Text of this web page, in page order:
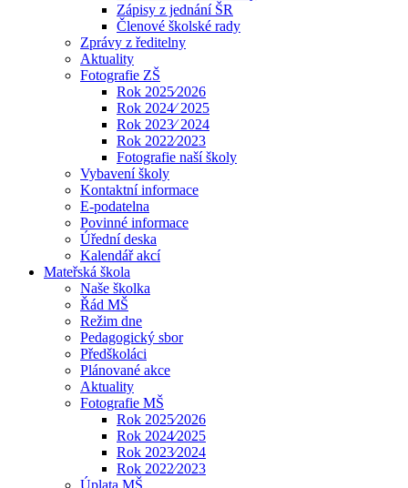
Zápisy z jednání ŠR
Členové školské rady
Zprávy z ředitelny
Aktuality
Fotografie ZŠ
Rok 2025⁄2026
Rok 2024⁄ 2025
Rok 2023⁄ 2024
Rok 2022⁄2023
Fotografie naší školy
Vybavení školy
Kontaktní informace
E-podatelna
Povinné informace
Úřední deska
Kalendář akcí
Mateřská škola
Naše školka
Řád MŠ
Režim dne
Pedagogický sbor
Předškoláci
Plánované akce
Aktuality
Fotografie MŠ
Rok 2025⁄2026
Rok 2024⁄2025
Rok 2023⁄2024
Rok 2022⁄2023
Úplata MŠ